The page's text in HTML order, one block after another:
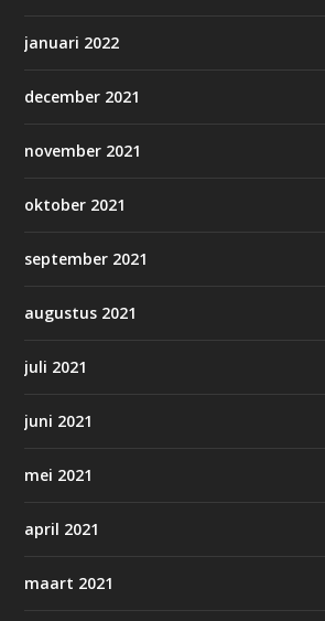
januari 2022
december 2021
november 2021
oktober 2021
september 2021
augustus 2021
juli 2021
juni 2021
mei 2021
april 2021
maart 2021